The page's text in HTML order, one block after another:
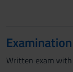
Written exam